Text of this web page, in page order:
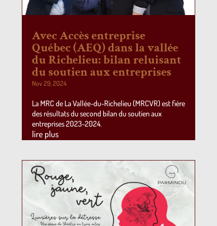
Avec Accès entreprise
Québec (AEQ) dans la vallée
du Richelieu: bilan reluisant
du soutien aux entreprises
Nov 29, 2024
La MRC de La Vallée-du-Richelieu (MRCVR) est fière
des résultats du second bilan du soutien aux
entreprises 2023-2024.
lire plus